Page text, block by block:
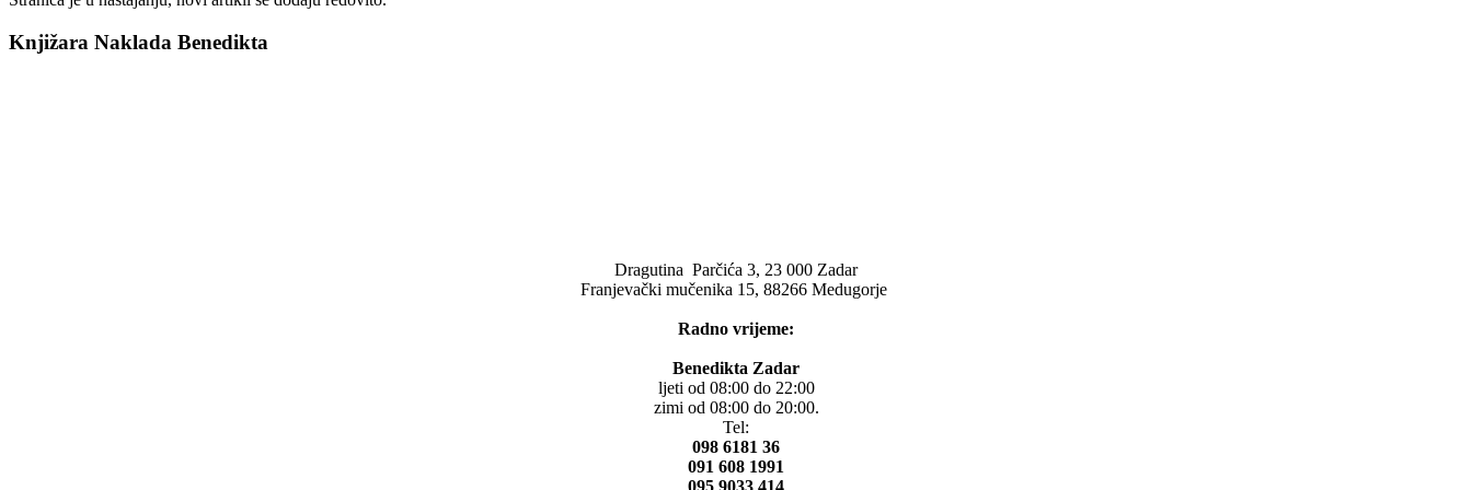
Knjižara Naklada Benedikta
Dragutina Parčića 3, 23 000 Zadar
Franjevački mučenika 15, 88266 Medugorje
Radno vrijeme:
Benedikta Zadar
ljeti od 08:00 do 22:00
zimi od 08:00 do 20:00.
Tel:
098 6181 36
091 608 1991